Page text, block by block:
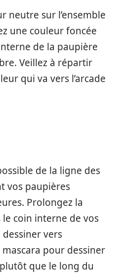
neutre sur l’ensemble
une couleur foncée
de la paupière
Veillez à répartir
qui va vers l’arcade
de la ligne des
vos paupières
Prolongez la
coin interne de vos
vers
mascara pour dessiner
que le long du